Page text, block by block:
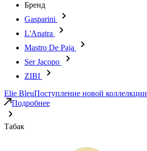
Бренд
Gasparini
L'Anatra
Mastro De Paja
Ser Jacopo
ZIBI
Elie BleuПоступление новой коллелкции
Подробнее
Табак